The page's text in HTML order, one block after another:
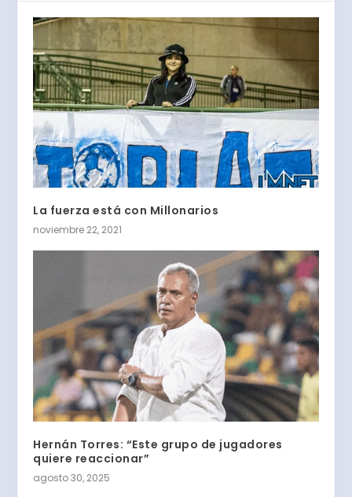
La fuerza está con Millonarios
noviembre 22, 2021
Hernán Torres: “Este grupo de jugadores
quiere reaccionar”
agosto 30, 2025